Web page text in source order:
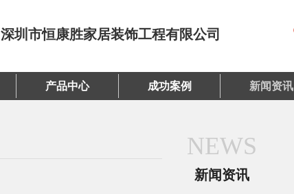
深圳市恒康胜家居装饰工程有限公司
产品中心 成功案例 新闻资讯
NEWS
新闻资讯